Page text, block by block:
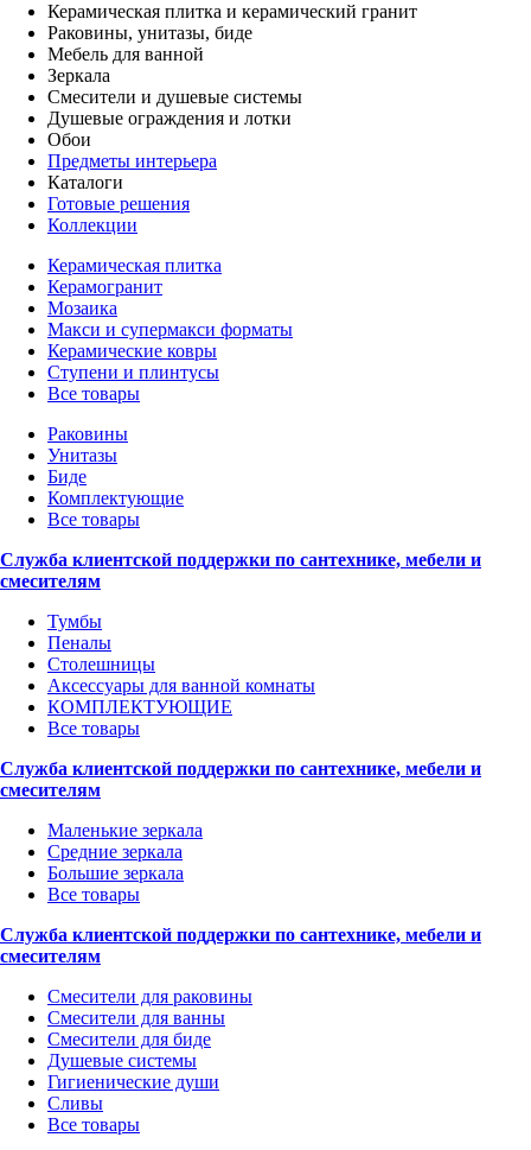
Керамическая плитка и керамический гранит
Раковины, унитазы, биде
Мебель для ванной
Зеркала
Смесители и душевые системы
Душевые ограждения и лотки
Обои
Предметы интерьера
Каталоги
Готовые решения
Коллекции
Керамическая плитка
Керамогранит
Мозаика
Макси и супермакси форматы
Керамические ковры
Ступени и плинтусы
Все товары
Раковины
Унитазы
Биде
Комплектующие
Все товары
Служба клиентской поддержки по сантехнике, мебели и
смесителям
Тумбы
Пеналы
Столешницы
Аксессуары для ванной комнаты
КОМПЛЕКТУЮЩИЕ
Все товары
Служба клиентской поддержки по сантехнике, мебели и
смесителям
Маленькие зеркала
Средние зеркала
Большие зеркала
Все товары
Служба клиентской поддержки по сантехнике, мебели и
смесителям
Смесители для раковины
Смесители для ванны
Смесители для биде
Душевые системы
Гигиенические души
Сливы
Все товары